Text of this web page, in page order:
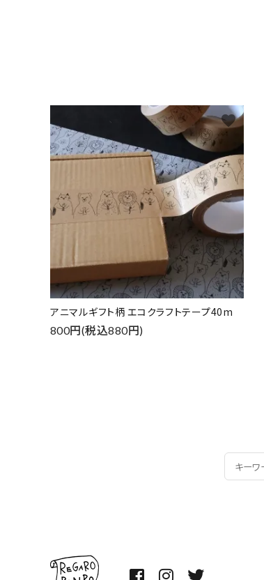
アニマルギフト柄 エコクラフトテープ40m
800円(税込880円)
favorite